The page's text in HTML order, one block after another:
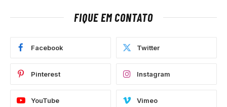
FIQUE EM CONTATO
Facebook Twitter
Pinterest Instagram
YouTube Vimeo